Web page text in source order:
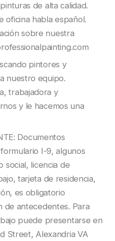
de alta calidad.
oficina habla español.
sobre nuestra
pintores y
nuestro equipo.
trabajadora y
y le hacemos una
Documentos
I-9, algunos
social, licencia de
tarjeta de residencia,
es obligatorio
de antecedentes. Para
puede presentarse en
Street, Alexandria VA